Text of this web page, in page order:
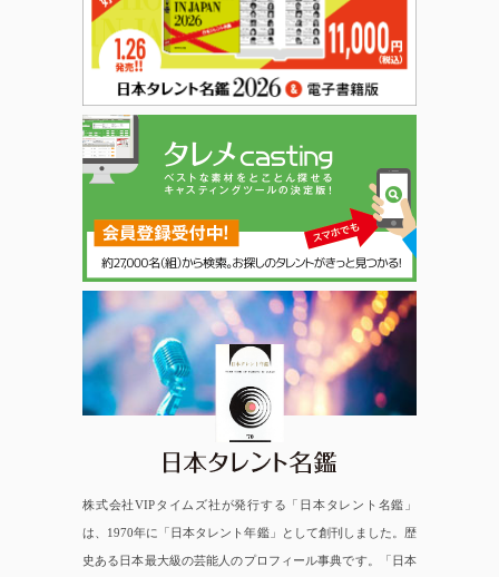
日本タレント名鑑
株式会社VIPタイムズ社が発行する「日本タレント名鑑」
は、1970年に「日本タレント年鑑」として創刊しました。歴
史ある日本最大級の芸能人のプロフィール事典です。「日本